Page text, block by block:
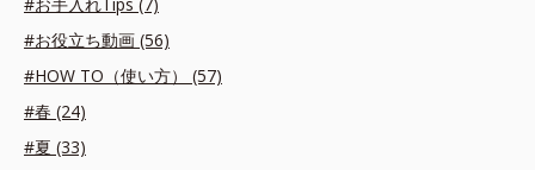
#お役立ち動画 (56)
#HOW TO（使い方） (57)
#春 (24)
#夏 (33)